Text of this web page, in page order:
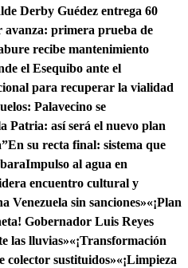
Derby Guédez entrega 60
avanza: primera prueba de
recibe mantenimiento
el Esequibo ante el
para recuperar la vialidad
Palavecino se
Patria: así será el nuevo plan
En su recta final: sistema que
Impulso al agua en
encuentro cultural y
Venezuela sin sanciones»«¡Plan
Gobernador Luis Reyes
las lluvias»«¡Transformación
colector sustituidos»«¡Limpieza